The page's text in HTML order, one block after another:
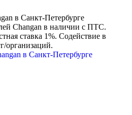
в Санкт-Петербурге
Changan в наличии с ПТС.
ставка 1%. Содействие в
организаций.